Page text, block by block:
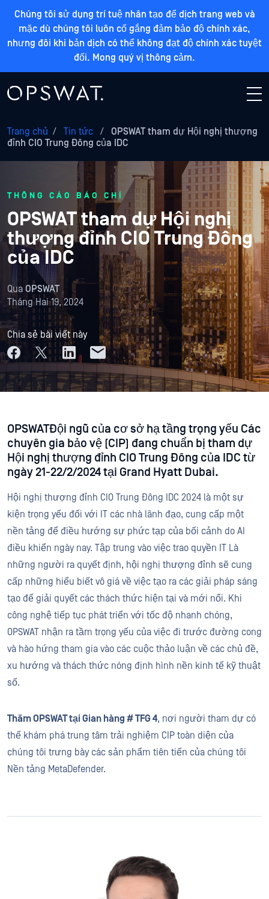
Chúng tôi sử dụng trí tuệ nhân tạo để dịch trang web và
mặc dù chúng tôi luôn cố gắng đảm bảo độ chính xác,
nhưng đôi khi bản dịch có thể không đạt độ chính xác tuyệt
đối. Mong quý vị thông cảm.
Trang chủ / Tin tức /
OPSWAT tham dự Hội nghị thượng
đỉnh CIO Trung Đông của IDC
THÔNG CÁO BÁO CHÍ
OPSWAT tham dự Hội nghị
thượng đỉnh CIO Trung Đông
của IDC
Qua OPSWAT
Tháng Hai 19, 2024
Chia sẻ bài viết này
OPSWATĐội ngũ của cơ sở hạ tầng trọng yếu Các
chuyên gia bảo vệ (CIP) đang chuẩn bị tham dự
Hội nghị thượng đỉnh CIO Trung Đông của IDC từ
ngày 21-22/2/2024 tại Grand Hyatt Dubai.
Hội nghị thượng đỉnh CIO Trung Đông IDC 2024 là một sự
kiện trọng yếu đối với IT các nhà lãnh đạo, cung cấp một
nền tảng để điều hướng sự phức tạp của bối cảnh do AI
điều khiển ngày nay. Tập trung vào việc trao quyền IT Là
những người ra quyết định, hội nghị thượng đỉnh sẽ cung
cấp những hiểu biết vô giá về việc tạo ra các giải pháp sáng
tạo để giải quyết các thách thức hiện tại và mới nổi. Khi
công nghệ tiếp tục phát triển với tốc độ nhanh chóng,
OPSWAT nhận ra tầm trọng yếu của việc đi trước đường cong
và hào hứng tham gia vào các cuộc thảo luận về các chủ đề,
xu hướng và thách thức nóng định hình nền kinh tế kỹ thuật
số.
Thăm OPSWAT tại Gian hàng # TFG 4, nơi người tham dự có
thể khám phá trung tâm trải nghiệm CIP toàn diện của
chúng tôi trưng bày các sản phẩm tiên tiến của chúng tôi
Nền tảng MetaDefender.